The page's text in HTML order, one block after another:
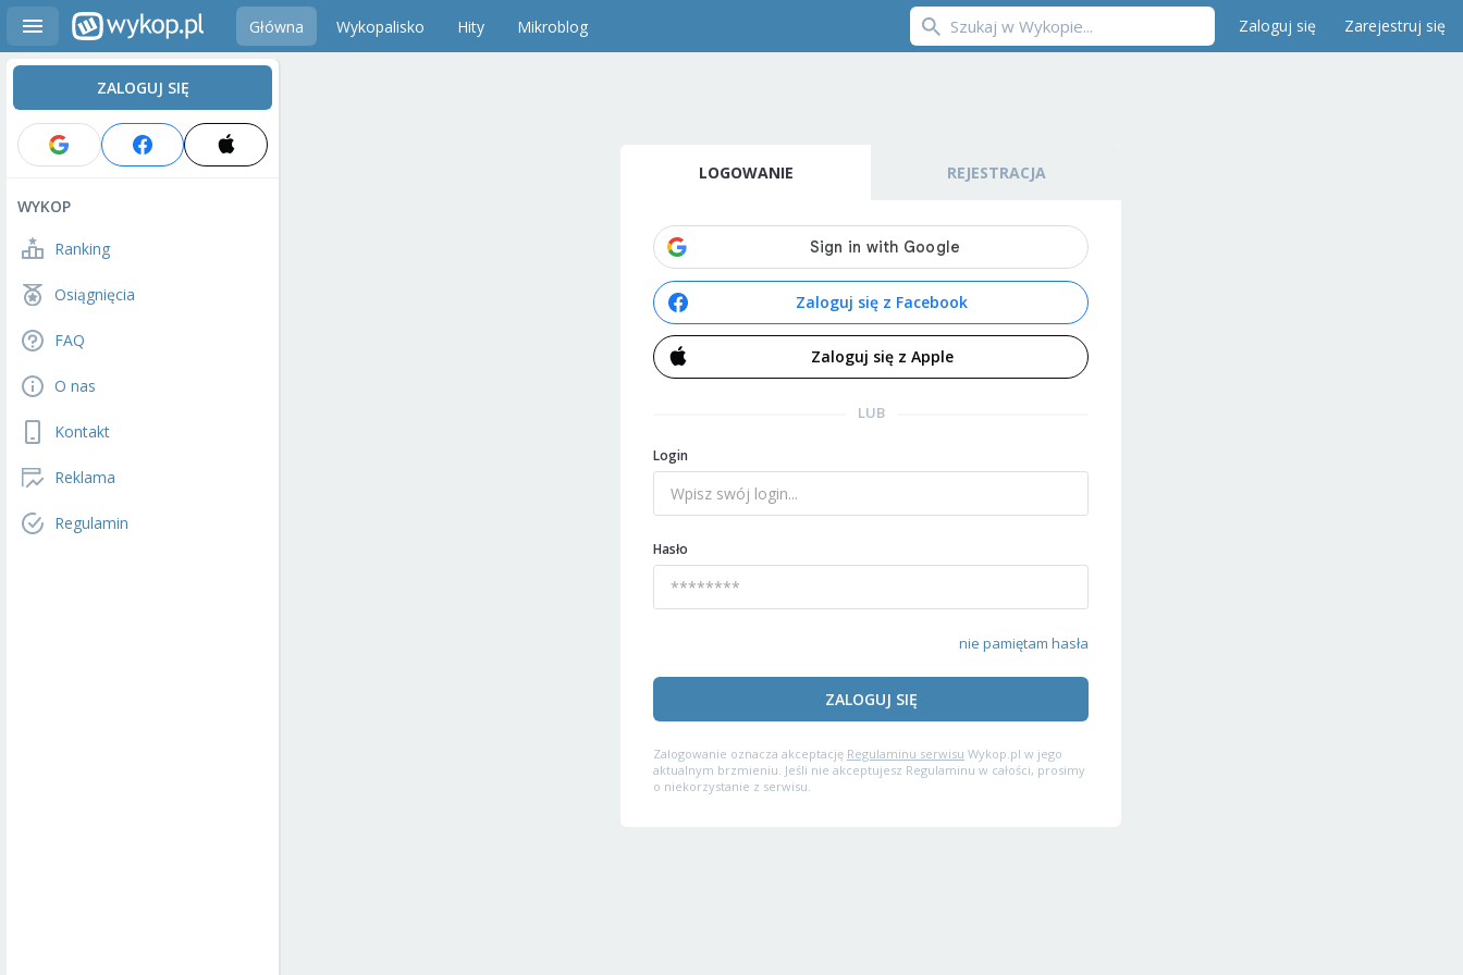
Główna Wykopalisko Hity Mikroblog Zaloguj się Zarejestruj się
ZALOGUJ SIĘ
WYKOP
Ranking
Osiągnięcia
FAQ
O nas
Kontakt
Reklama
Regulamin
LOGOWANIE REJESTRACJA
Zaloguj się z Facebook
Zaloguj się z Apple
LUB
Login
Hasło
nie pamiętam hasła
ZALOGUJ SIĘ
Zalogowanie oznacza akceptację Regulaminu serwisu Wykop.pl w jego
aktualnym brzmieniu. Jeśli nie akceptujesz Regulaminu w całości, prosimy
o niekorzystanie z serwisu.